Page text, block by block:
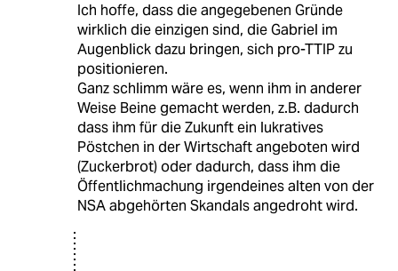
Ich hoffe, dass die angegebenen Gründe
wirklich die einzigen sind, die Gabriel im
Augenblick dazu bringen, sich pro-TTIP zu
positionieren.
Ganz schlimm wäre es, wenn ihm in anderer
Weise Beine gemacht werden, z.B. dadurch
dass ihm für die Zukunft ein lukratives
Pöstchen in der Wirtschaft angeboten wird
(Zuckerbrot) oder dadurch, dass ihm die
Öffentlichmachung irgendeines alten von der
NSA abgehörten Skandals angedroht wird.